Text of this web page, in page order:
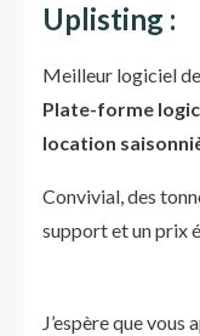
Uplisting :
Meilleur logiciel
Plate-forme
location
Convivial, des
support et un prix
J’espère que